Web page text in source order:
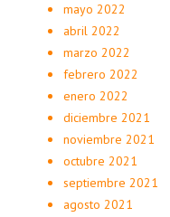
mayo 2022
abril 2022
marzo 2022
febrero 2022
enero 2022
diciembre 2021
noviembre 2021
octubre 2021
septiembre 2021
agosto 2021